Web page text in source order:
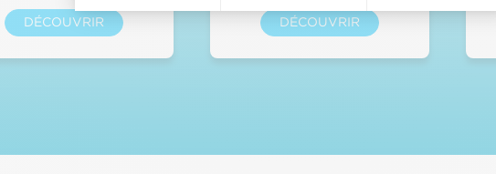
DÉCOUVRIR DÉCOUVRIR